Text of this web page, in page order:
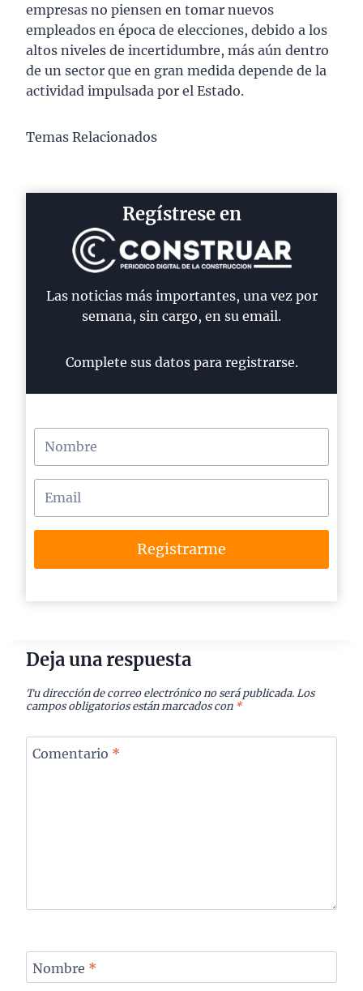
empresas no piensen en tomar nuevos
empleados en época de elecciones, debido a los
altos niveles de incertidumbre, más aún dentro
de un sector que en gran medida depende de la
actividad impulsada por el Estado.
Temas Relacionados
Regístrese en
Las noticias más importantes, una vez por
semana, sin cargo, en su email.
Complete sus datos para registrarse.
Registrarme
Deja una respuesta
Tu dirección de correo electrónico no será publicada. Los
campos obligatorios están marcados con *
Comentario *
Nombre *